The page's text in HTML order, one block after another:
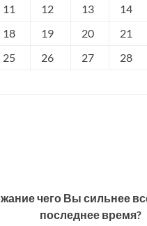
11 12 13 14
18 19 20 21
25 26 27 28
чего Вы сильнее
последнее время?